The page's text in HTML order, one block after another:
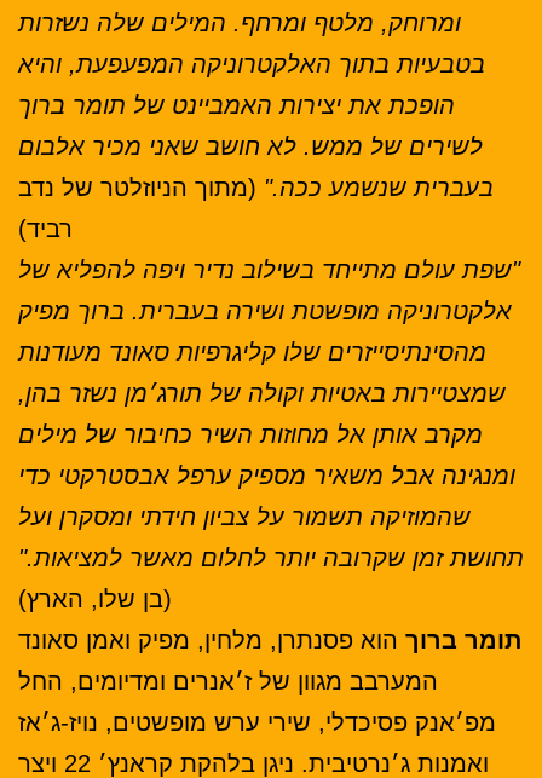
ומרוחק, מלטף ומרחף. המילים שלה נשזרות
בטבעיות בתוך האלקטרוניקה המפעפעת, והיא
הופכת את יצירות האמביינט של תומר ברוך
לשירים של ממש. לא חושב שאני מכיר אלבום
בעברית שנשמע ככה." (מתוך הניוזלטר של נדב
רביד)
"שפת עולם מתייחד בשילוב נדיר ויפה להפליא של
אלקטרוניקה מופשטת ושירה בעברית. ברוך מפיק
מהסינתיסייזרים שלו קליגרפיות סאונד מעודנות
שמצטיירות באטיות וקולה של תורג׳מן נשזר בהן,
מקרב אותן אל מחוזות השיר כחיבור של מילים
ומנגינה אבל משאיר מספיק ערפל אבסטרקטי כדי
שהמוזיקה תשמור על צביון חידתי ומסקרן ועל
תחושת זמן שקרובה יותר לחלום מאשר למציאות."
(בן שלו, הארץ)
תומר ברוך הוא פסנתרן, מלחין, מפיק ואמן סאונד
המערבב מגוון של ז׳אנרים ומדיומים, החל
מפ׳אנק פסיכדלי, שירי ערש מופשטים, נויז-ג׳אז
ואמנות ג׳נרטיבית. ניגן בלהקת קראנץ׳ 22 ויצר